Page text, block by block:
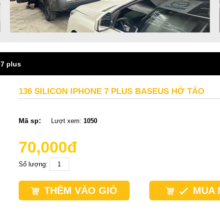
plus
136 SILICON IPHONE 7 PLUS BASEUS HỞ TÁO
Mã sp: Lượt xem: 1050
70,000đ
Số lượng:
THÊM VÀO GIỎ MUA